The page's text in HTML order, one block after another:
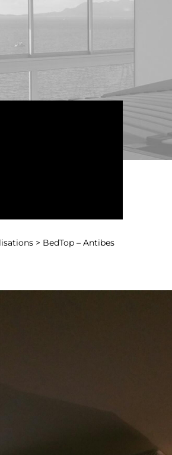
> BedTop – Antibes